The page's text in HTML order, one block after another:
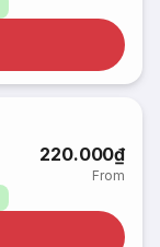
220.000₫
From